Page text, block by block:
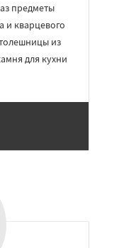
предметы
и кварцевого
из
для кухни